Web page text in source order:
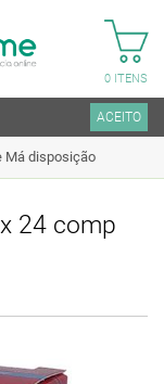
0 ITENS
ACEITO
Má disposição
24 comp